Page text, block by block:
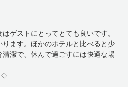
ゲストにとってとても良いです。
ます。ほかのホテルと比べると少
潔で、休んで過ごすには快適な場
◇